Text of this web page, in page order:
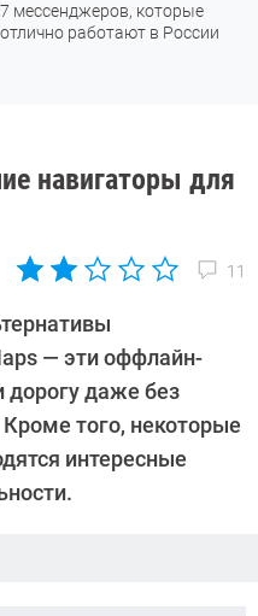
7 мессенджеров, которые
отлично работают в России
навигаторы для
11
— эти оффлайн-
дорогу даже без
того, некоторые
интересные